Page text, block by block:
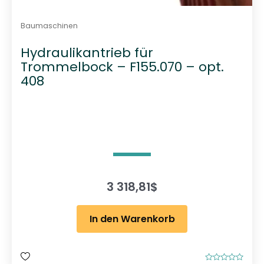
Baumaschinen
Hydraulikantrieb für
Trommelbock – F155.070 – opt.
408
3 318,81$
In den Warenkorb